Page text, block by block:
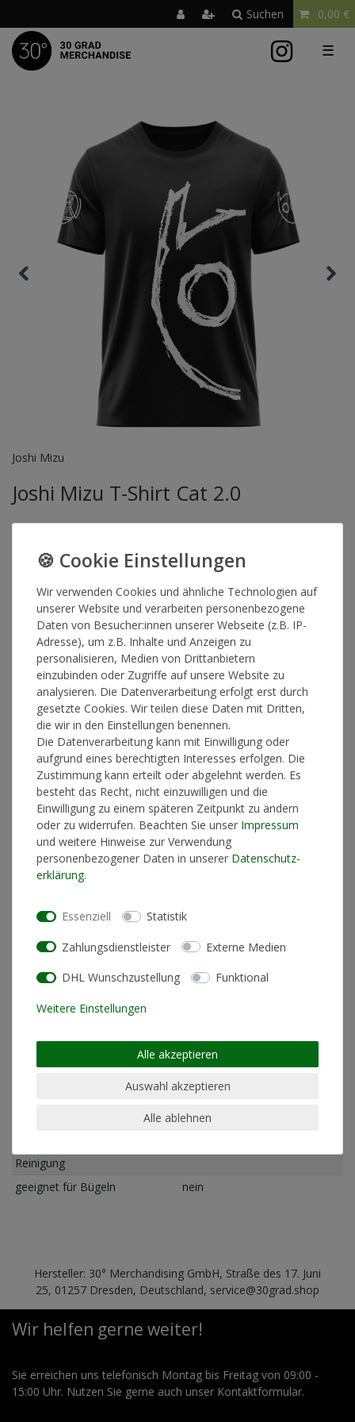
Suchen 0,00 €
☰
Joshi Mizu
Joshi Mizu T-Shirt Cat 2.0
und linken Ärmel.
15776
GRÖSSE
29,90 €*
Lieferzeit 2-4 Werktage
In den Warenkorb
* inkl. ges. MwSt. zzgl.
Materialzusammensetzung
Schnitt
Standard Fit (normale
Passform)
Maschinenwäsche linksrum
nein
Reinigung
geeignet für Bügeln nein
Hersteller: 30° Merchandising GmbH, Straße des 17. Juni
25, 01257 Dresden, Deutschland, service@30grad.shop
Wir helfen gerne weiter!
Sie erreichen uns telefonisch Montag bis Freitag von 09:00 -
15:00 Uhr. Nutzen Sie gerne auch unser Kontaktformular.
Wir verwenden Cookies und ähnliche Technologien auf
unserer Website und verarbeiten personenbezogene
Daten von Besucher:innen unserer Webseite (z.B. IP-
Adresse), um z.B. Inhalte und Anzeigen zu
personalisieren, Medien von Drittanbietern
einzubinden oder Zugriffe auf unsere Website zu
analysieren. Die Datenverarbeitung erfolgt erst durch
gesetzte Cookies. Wir teilen diese Daten mit Dritten,
die wir in den Einstellungen benennen.
Die Datenverarbeitung kann mit Einwilligung oder
aufgrund eines berechtigten Interesses erfolgen. Die
Zustimmung kann erteilt oder abgelehnt werden. Es
besteht das Recht, nicht einzuwilligen und die
Einwilligung zu einem späteren Zeitpunkt zu ändern
oder zu widerrufen. Beachten Sie unser Impressum
und weitere Hinweise zur Verwendung
personenbezogener Daten in unserer Daten­schutz­
erklärung.
Essenziell Statistik
Zahlungsdienstleister Externe Medien
DHL Wunschzustellung Funktional
Weitere Einstellungen
Alle akzeptieren
Auswahl akzeptieren
Alle ablehnen